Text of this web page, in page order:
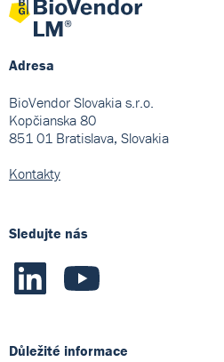
Adresa
BioVendor Slovakia s.r.o.
Kopčianska 80
851 01 Bratislava, Slovakia
Kontakty
Sledujte nás
Důležité informace